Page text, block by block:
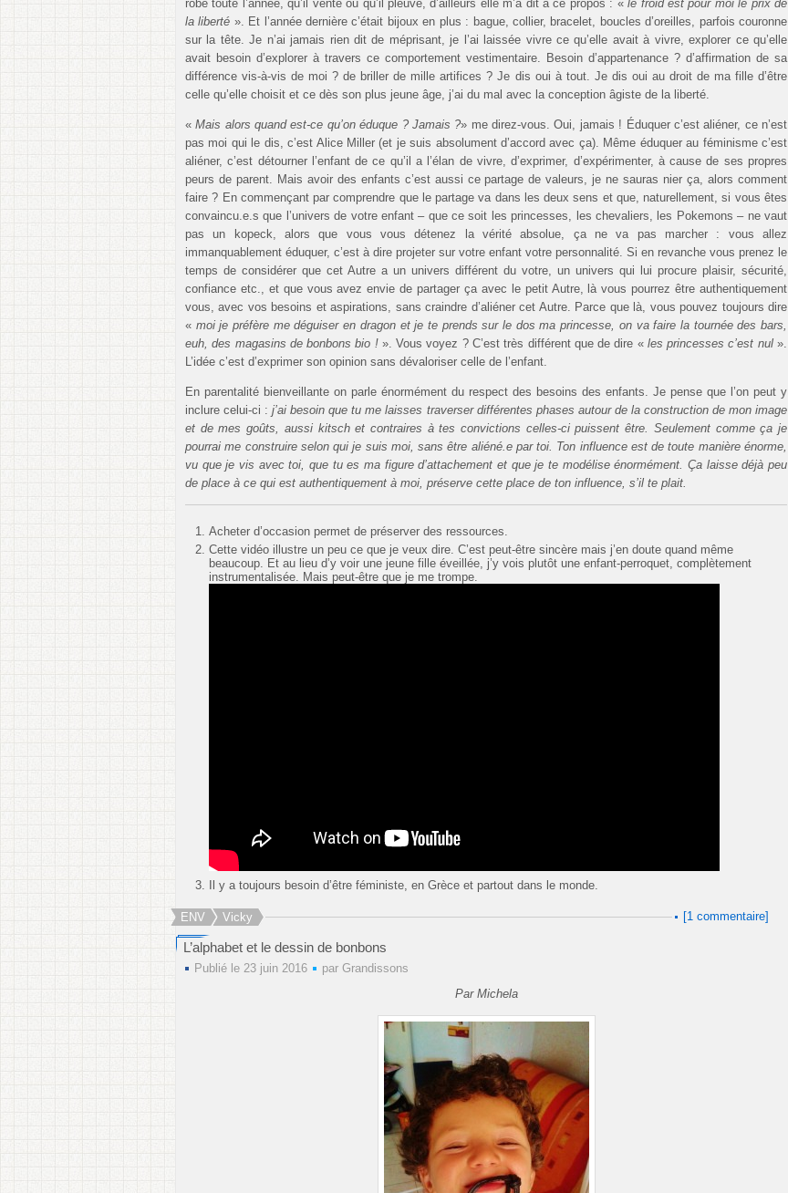
robe toute l’année, qu’il vente ou qu’il pleuve, d’ailleurs elle m’a dit à ce propos : «le froid est pour moi le prix de
la liberté ». Et l’année dernière c’était bijoux en plus : bague, collier, bracelet, boucles d’oreilles, parfois couronne
sur la tête. Je n’ai jamais rien dit de méprisant, je l’ai laissée vivre ce qu’elle avait à vivre, explorer ce qu’elle
avait besoin d’explorer à travers ce comportement vestimentaire. Besoin d’appartenance ? d’affirmation de sa
différence vis-à-vis de moi ? de briller de mille artifices ? Je dis oui à tout. Je dis oui au droit de ma fille d’être
celle qu’elle choisit et ce dès son plus jeune âge, j’ai du mal avec la conception âgiste de la liberté.
«Mais alors quand est-ce qu’on éduque ? Jamais ?» me direz-vous. Oui, jamais ! Éduquer c’est aliéner, ce n’est
pas moi qui le dis, c’est Alice Miller (et je suis absolument d’accord avec ça). Même éduquer au féminisme c’est
aliéner, c’est détourner l’enfant de ce qu’il a l’élan de vivre, d’exprimer, d’expérimenter, à cause de ses propres
peurs de parent. Mais avoir des enfants c’est aussi ce partage de valeurs, je ne sauras nier ça, alors comment
faire ? En commençant par comprendre que le partage va dans les deux sens et que, naturellement, si vous êtes
convaincu.e.s que l’univers de votre enfant – que ce soit les princesses, les chevaliers, les Pokemons – ne vaut
pas un kopeck, alors que vous vous détenez la vérité absolue, ça ne va pas marcher : vous allez
immanquablement éduquer, c’est à dire projeter sur votre enfant votre personnalité. Si en revanche vous prenez le
temps de considérer que cet Autre a un univers différent du votre, un univers qui lui procure plaisir, sécurité,
confiance etc., et que vous avez envie de partager ça avec le petit Autre, là vous pourrez être authentiquement
vous, avec vos besoins et aspirations, sans craindre d’aliéner cet Autre. Parce que là, vous pouvez toujours dire
« moi je préfère me déguiser en dragon et je te prends sur le dos ma princesse, on va faire la tournée des bars,
euh, des magasins de bonbons bio !». Vous voyez ? C’est très différent que de dire «les princesses c’est nul».
L’idée c’est d’exprimer son opinion sans dévaloriser celle de l’enfant.
En parentalité bienveillante on parle énormément du respect des besoins des enfants. Je pense que l’on peut y
inclure celui-ci :j’ai besoin que tu me laisses traverser différentes phases autour de la construction de mon image
et de mes goûts, aussi kitsch et contraires à tes convictions celles-ci puissent être. Seulement comme ça je
pourrai me construire selon qui je suis moi, sans être aliéné.e par toi. Ton influence est de toute manière énorme,
vu que je vis avec toi, que tu es ma figure d’attachement et que je te modélise énormément. Ça laisse déjà peu
de place à ce qui est authentiquement à moi, préserve cette place de ton influence, s’il te plait.
Acheter d’occasion permet de préserver des ressources.
Cette vidéo illustre un peu ce que je veux dire. C’est peut-être sincère mais j’en doute quand même
beaucoup. Et au lieu d’y voir une jeune fille éveillée, j’y vois plutôt une enfant-perroquet, complètement
instrumentalisée. Mais peut-être que je me trompe.
Il y a toujours besoin d’être féministe, en Grèce et partout dans le monde.
ENV Vicky [1 commentaire]
L’alphabet et le dessin de bonbons
Publié le 23 juin 2016 par Grandissons
Par Michela